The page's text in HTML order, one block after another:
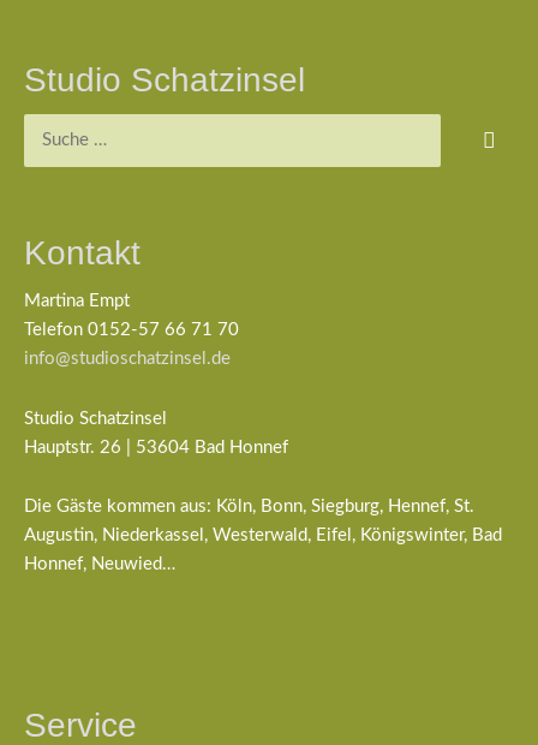
Studio Schatzinsel
Kontakt
Martina Empt
Telefon 0152-57 66 71 70
info@studioschatzinsel.de
Studio Schatzinsel
Hauptstr. 26 | 53604 Bad Honnef
Die Gäste kommen aus: Köln, Bonn, Siegburg, Hennef, St.
Augustin, Niederkassel, Westerwald, Eifel, Königswinter, Bad
Honnef, Neuwied…
Service